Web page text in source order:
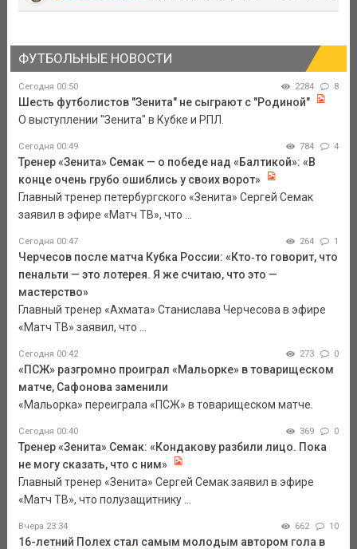
ФУТБОЛЬНЫЕ НОВОСТИ
Сегодня 00:50 2284 8
Шесть футболистов "Зенита" не сыграют с "Родиной"
О выступлении "Зенита" в Кубке и РПЛ.
Сегодня 00:49 784 4
Тренер «Зенита» Семак — о победе над «Балтикой»: «В
конце очень грубо ошиблись у своих ворот»
Главный тренер петербургского «Зенита» Сергей Семак
заявил в эфире «Матч ТВ», что ...
Сегодня 00:47 264 1
Черчесов после матча Кубка России: «Кто‑то говорит, что
пенальти — это лотерея. Я же считаю, что это —
мастерство»
Главный тренер «Ахмата» Станислава Черчесова в эфире
«Матч ТВ» заявил, что ...
Сегодня 00:42 273 0
«ПСЖ» разгромно проиграл «Мальорке» в товарищеском
матче, Сафонова заменили
«Мальорка» переиграла «ПСЖ» в товарищеском матче.
Сегодня 00:40 369 0
Тренер «Зенита» Семак: «Кондакову разбили лицо. Пока
не могу сказать, что с ним»
Главный тренер «Зенита» Сергей Семак заявил в эфире
«Матч ТВ», что полузащитнику ...
Вчера 23:34 662 10
16-летний Полех стал самым молодым автором гола в